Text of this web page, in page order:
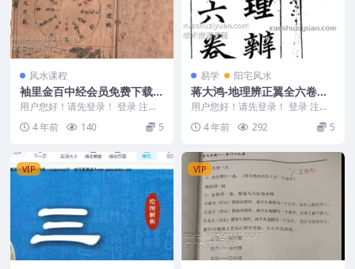
风水课程
袖里金百中经会员免费下载收
藏百度盘
用户您好！请先登录！ 登录 注册
清宣统2年石印本——袖里金百中
经 袖里金百中...
4 年前 140 5
易学 阳宅风水
蒋大鸿-地理辨正翼全六卷
（古本.木刻影印）
用户您好！请先登录！ 登录 注册
蒋大鸿-地理辨正翼全六卷（古本.
木刻影印） 编...
4 年前 292 5
VIP VIP